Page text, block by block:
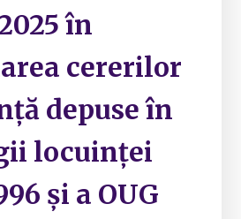
în
cererilor
depuse în
locuinței
și a OUG